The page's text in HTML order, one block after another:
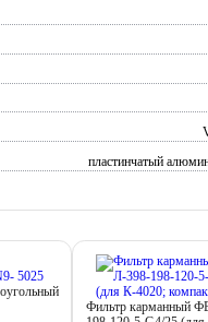
пластинчатый
Фильтр карманный